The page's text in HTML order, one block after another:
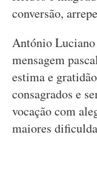
conversão,
António Luciano
mensagem
estima e
consagrados e
vocação com
maiores